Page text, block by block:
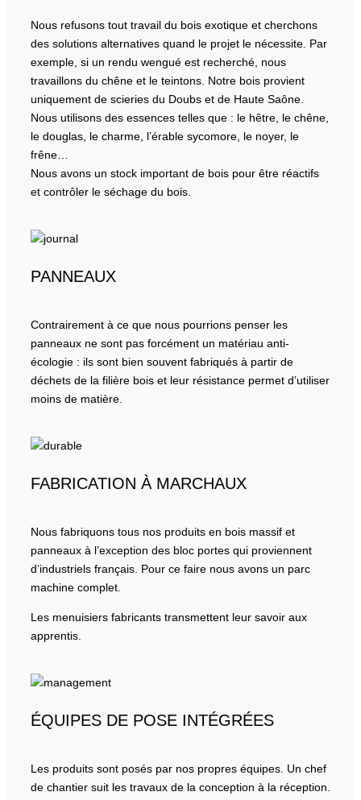
Nous refusons tout travail du bois exotique et cherchons
des solutions alternatives quand le projet le nécessite. Par
exemple, si un rendu wengué est recherché, nous
travaillons du chêne et le teintons. Notre bois provient
uniquement de scieries du Doubs et de Haute Saône.
Nous utilisons des essences telles que : le hêtre, le chêne,
le douglas, le charme, l’érable sycomore, le noyer, le
frêne…
Nous avons un stock important de bois pour être réactifs
et contrôler le séchage du bois.
PANNEAUX
Contrairement à ce que nous pourrions penser les
panneaux ne sont pas forcément un matériau anti-
écologie : ils sont bien souvent fabriqués à partir de
déchets de la filière bois et leur résistance permet d’utiliser
moins de matière.
FABRICATION À MARCHAUX
Nous fabriquons tous nos produits en bois massif et
panneaux à l’exception des bloc portes qui proviennent
d’industriels français. Pour ce faire nous avons un parc
machine complet.
Les menuisiers fabricants transmettent leur savoir aux
apprentis.
ÉQUIPES DE POSE INTÉGRÉES
Les produits sont posés par nos propres équipes. Un chef
de chantier suit les travaux de la conception à la réception.